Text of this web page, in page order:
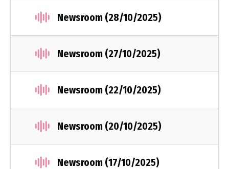
Newsroom (28/10/2025)
Newsroom (27/10/2025)
Newsroom (22/10/2025)
Newsroom (20/10/2025)
Newsroom (17/10/2025)